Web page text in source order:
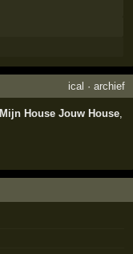
ical · archief
Mijn House Jouw House,